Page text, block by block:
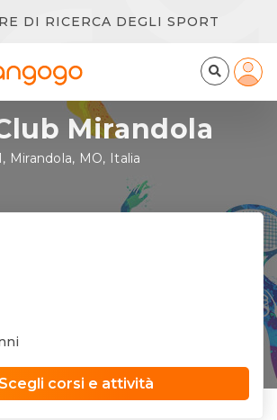
DI RICERCA DEGLI SPORT
Mirandola
Mirandola, MO, Italia
Scegli corsi e attività